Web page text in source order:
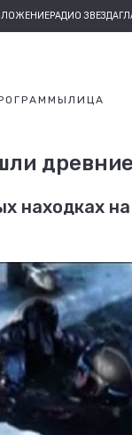
РАДИО ЗВЕЗДА
ЛИЦА
находках